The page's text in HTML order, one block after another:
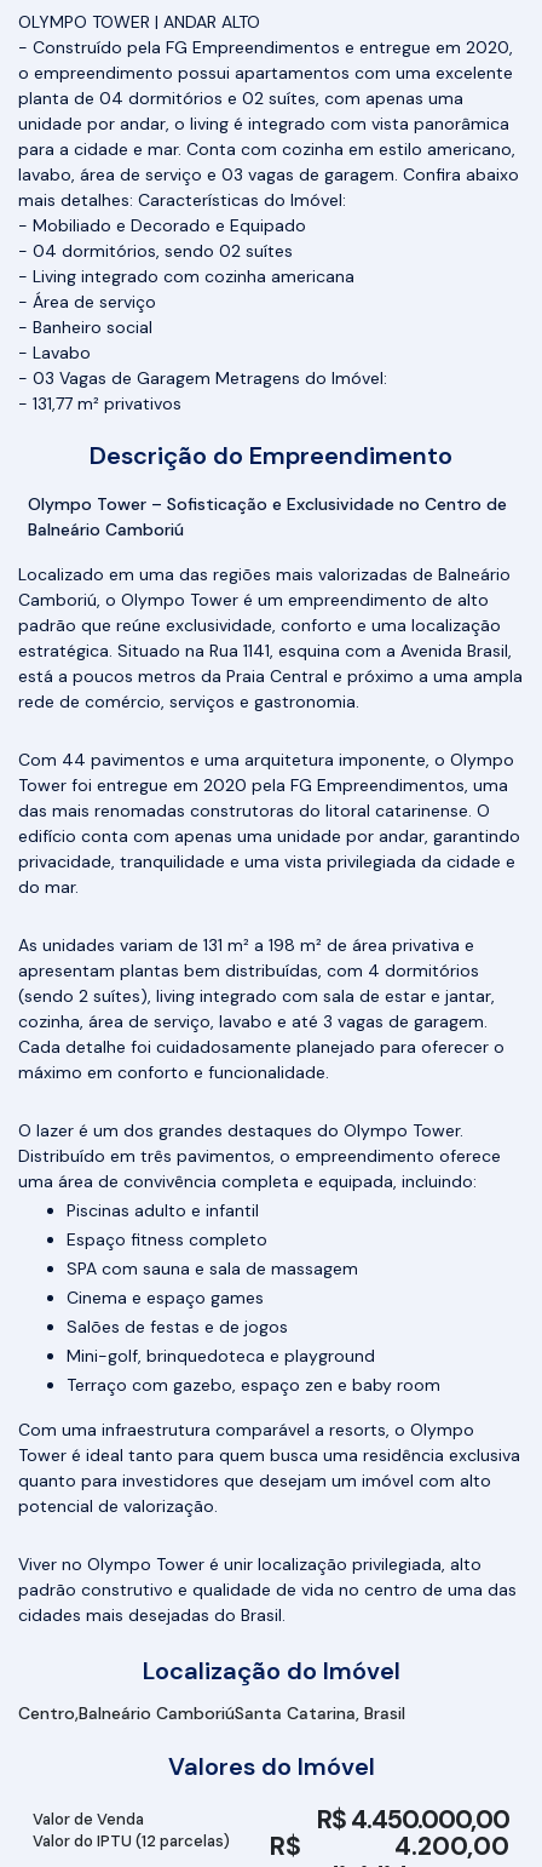
OLYMPO TOWER | ANDAR ALTO
- Construído pela FG Empreendimentos e entregue em 2020,
o empreendimento possui apartamentos com uma excelente
planta de 04 dormitórios e 02 suítes, com apenas uma
unidade por andar, o living é integrado com vista panorâmica
para a cidade e mar. Conta com cozinha em estilo americano,
lavabo, área de serviço e 03 vagas de garagem. Confira abaixo
mais detalhes: Características do Imóvel:
- Mobiliado e Decorado e Equipado
- 04 dormitórios, sendo 02 suítes
- Living integrado com cozinha americana
- Área de serviço
- Banheiro social
- Lavabo
- 03 Vagas de Garagem Metragens do Imóvel:
- 131,77 m² privativos
Descrição do Empreendimento
Olympo Tower – Sofisticação e Exclusividade no Centro de
Balneário Camboriú
Localizado em uma das regiões mais valorizadas de Balneário
Camboriú, o Olympo Tower é um empreendimento de alto
padrão que reúne exclusividade, conforto e uma localização
estratégica. Situado na Rua 1141, esquina com a Avenida Brasil,
está a poucos metros da Praia Central e próximo a uma ampla
rede de comércio, serviços e gastronomia.
Com 44 pavimentos e uma arquitetura imponente, o Olympo
Tower foi entregue em 2020 pela FG Empreendimentos, uma
das mais renomadas construtoras do litoral catarinense. O
edifício conta com apenas uma unidade por andar, garantindo
privacidade, tranquilidade e uma vista privilegiada da cidade e
do mar.
As unidades variam de 131 m² a 198 m² de área privativa e
apresentam plantas bem distribuídas, com 4 dormitórios
(sendo 2 suítes), living integrado com sala de estar e jantar,
cozinha, área de serviço, lavabo e até 3 vagas de garagem.
Cada detalhe foi cuidadosamente planejado para oferecer o
máximo em conforto e funcionalidade.
O lazer é um dos grandes destaques do Olympo Tower.
Distribuído em três pavimentos, o empreendimento oferece
uma área de convivência completa e equipada, incluindo:
Piscinas adulto e infantil
Espaço fitness completo
SPA com sauna e sala de massagem
Cinema e espaço games
Salões de festas e de jogos
Mini-golf, brinquedoteca e playground
Terraço com gazebo, espaço zen e baby room
Com uma infraestrutura comparável a resorts, o Olympo
Tower é ideal tanto para quem busca uma residência exclusiva
quanto para investidores que desejam um imóvel com alto
potencial de valorização.
Viver no Olympo Tower é unir localização privilegiada, alto
padrão construtivo e qualidade de vida no centro de uma das
cidades mais desejadas do Brasil.
Localização do Imóvel
Centro Balneário CamboriúSanta Catarina, Brasil
Valores do Imóvel
R$4.450.000,00
Valor de Venda
Valor do IPTU (12 parcelas)
R$
4.200,00